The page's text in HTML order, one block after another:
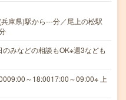
庫県)駅から---分／尾上の松駅
みなどの相談もOK※週3なども
～18:0017:00～09:00※ 上